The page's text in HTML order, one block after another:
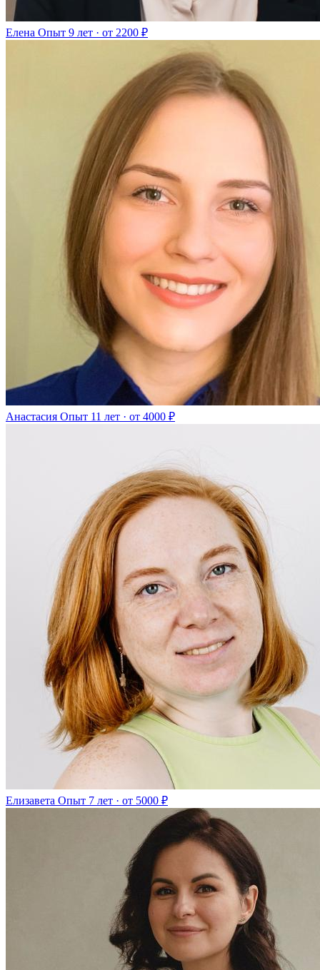
Елена Опыт 9 лет · от 2200 ₽
Анастасия Опыт 11 лет · от 4000 ₽
Елизавета Опыт 7 лет · от 5000 ₽